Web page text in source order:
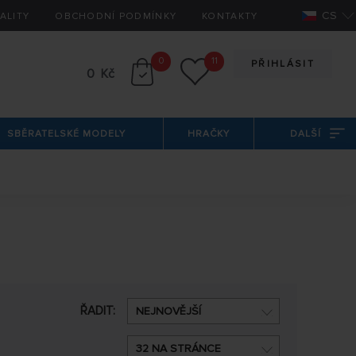
OBCHODNÍ PODMÍNKY KONTAKTY CS
PŘIHLÁSIT
0 Kč
0 11
SBĚRATELSKÉ MODELY HRAČKY DALŠÍ
ŘADIT: NEJNOVĚJŠÍ
32 NA STRÁNCE